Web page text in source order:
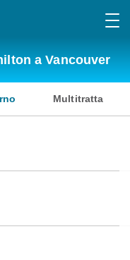
a Vancouver
Multitratta